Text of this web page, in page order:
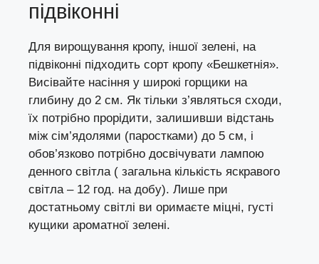
підвіконні
Для вирощування кропу, іншої зелені, на
підвіконні підходить сорт кропу «Бешкетнія».
Висівайте насіння у широкі горщики на
глибину до 2 см. Як тільки з’являться сходи,
їх потрібно прорідити, залишивши відстань
між сім’ядолями (паростками) до 5 см, і
обов’язково потрібно досвічувати лампою
денного світла ( загальна кількість яскравого
світла – 12 год. на добу). Лише при
достатньому світлі ви оримаєте міцні, густі
кущики ароматної зелені.